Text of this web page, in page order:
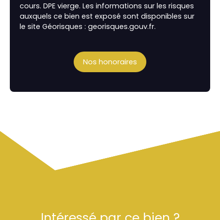
cours. DPE vierge. Les informations sur les risques
auxquels ce bien est exposé sont disponibles sur
le site Géorisques : georisques.gouv.fr.
Nos honoraires